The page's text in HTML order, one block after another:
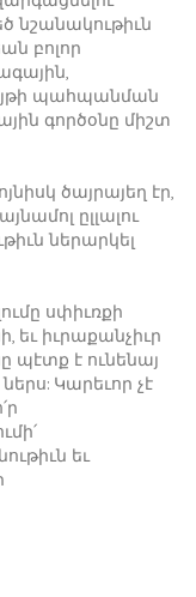
նշանակութիւն
բոլոր
պահպանման
գործօնը միշտ
ծայրայեղ էր,
ըլլալու
ներարկել
սփիւռքի
եւ իւրաքանչիւր
պէտք է ունենայ
Կարեւոր չէ
եւ